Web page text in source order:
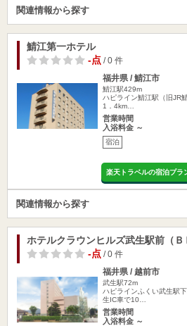
関連情報から探す
鯖江第一ホテル
-点 / 0 件
福井県 / 鯖江市
鯖江駅429m
ハピライン鯖江駅（旧JR
1．4km…
営業時間
入浴料金 ～
宿泊
楽天トラベルの宿泊プラ
関連情報から探す
ホテルクラウンヒルズ武生駅前（Ｂ
-点 / 0 件
福井県 / 越前市
武生駅72m
ハピラインふくい武生駅
生IC車で10…
営業時間
入浴料金 ～